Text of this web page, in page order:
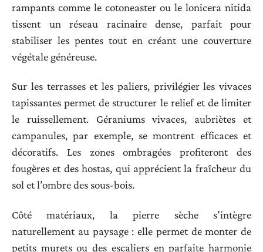
rampants comme le cotoneaster ou le lonicera nitida
tissent un réseau racinaire dense, parfait pour
stabiliser les pentes tout en créant une couverture
végétale généreuse.
Sur les terrasses et les paliers, privilégier les vivaces
tapissantes permet de structurer le relief et de limiter
le ruissellement. Géraniums vivaces, aubriètes et
campanules, par exemple, se montrent efficaces et
décoratifs. Les zones ombragées profiteront des
fougères et des hostas, qui apprécient la fraîcheur du
sol et l’ombre des sous-bois.
Côté matériaux, la pierre sèche s’intègre
naturellement au paysage : elle permet de monter de
petits murets ou des escaliers en parfaite harmonie